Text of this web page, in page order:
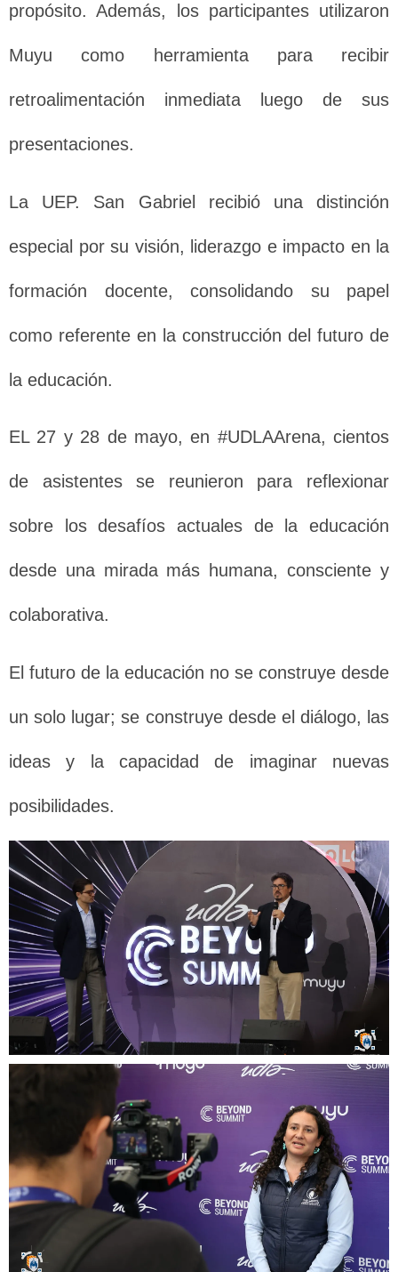
propósito. Además, los participantes utilizaron
Muyu como herramienta para recibir
retroalimentación inmediata luego de sus
presentaciones.
La UEP. San Gabriel recibió una distinción
especial por su visión, liderazgo e impacto en la
formación docente, consolidando su papel
como referente en la construcción del futuro de
la educación.
EL 27 y 28 de mayo, en #UDLAArena, cientos
de asistentes se reunieron para reflexionar
sobre los desafíos actuales de la educación
desde una mirada más humana, consciente y
colaborativa.
El futuro de la educación no se construye desde
un solo lugar; se construye desde el diálogo, las
ideas y la capacidad de imaginar nuevas
posibilidades.